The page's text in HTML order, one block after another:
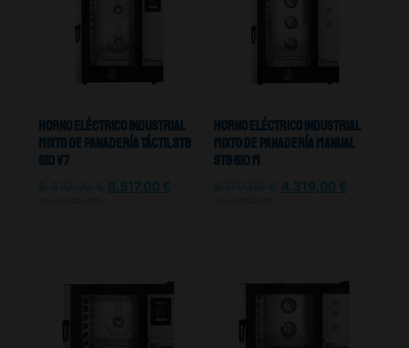
Horno Eléctrico Industrial
Mixto De Panadería Táctil Stb
610 V7
6.517,00 €
Horno Eléctrico Industrial
Mixto De Panadería Manual
Stb 610 M
4.319,00 €